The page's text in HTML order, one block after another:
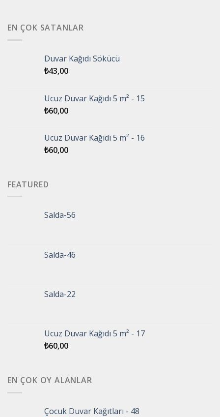
EN ÇOK SATANLAR
Duvar Kağıdı Sökücü
₺43,00
Ucuz Duvar Kağıdı 5 m² - 15
₺60,00
Ucuz Duvar Kağıdı 5 m² - 16
₺60,00
FEATURED
Salda-56
Salda-46
Salda-22
Ucuz Duvar Kağıdı 5 m² - 17
₺60,00
EN ÇOK OY ALANLAR
Çocuk Duvar Kağıtları - 48